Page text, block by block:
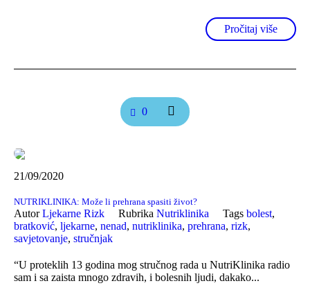
Pročitaj više
0
21/09/2020
NUTRIKLINIKA: Može li prehrana spasiti život?
AutorLjekarne Rizk Rubrika Nutriklinika Tags bolest,
bratković, ljekarne, nenad, nutriklinika, prehrana, rizk,
savjetovanje, stručnjak
“U proteklih 13 godina mog stručnog rada u NutriKlinika radio
sam i sa zaista mnogo zdravih, i bolesnih ljudi, dakako...